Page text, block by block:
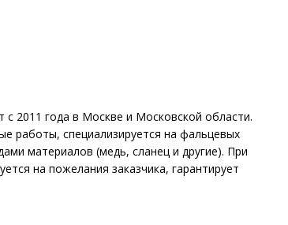
2011 года в Москве и Московской области.
работы, специализируется на фальцевых
материалов (медь, сланец и другие). При
на пожелания заказчика, гарантирует